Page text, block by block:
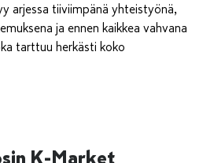
arjessa tiiviimpänä yhteistyönä,
ja ennen kaikkea vahvana
tarttuu herkästi koko
K-Market